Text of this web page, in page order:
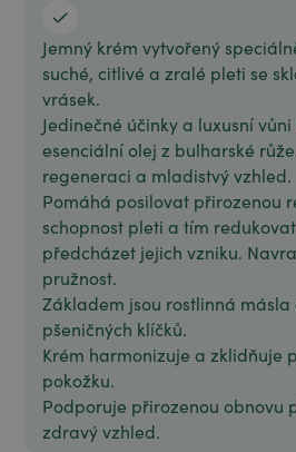
Jemný krém vytvořený
suché, citlivé a zralé pleti se
vrásek.
Jedinečné účinky a luxusní
esenciální olej z bulharské
regeneraci a mladistvý vzhled.
Pomáhá posilovat přirozenou
schopnost pleti a tím
předcházet jejich vzniku.
pružnost.
Základem jsou rostlinná
pšeničných klíčků.
Krém harmonizuje a zklidňuje
pokožku.
Podporuje přirozenou obnovu
zdravý vzhled.